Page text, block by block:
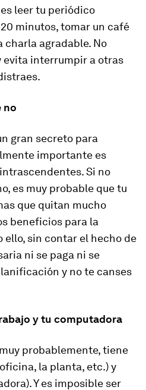
leer tu periódico
minutos, tomar un café
charla agradable. No
evita interrumpir a otras
no
gran secreto para
importante es
Si no
es muy probable que tu
que quitan mucho
beneficios para la
ello, sin contar el hecho de
ni se paga ni se
y no te canses
y tu computadora
probablemente, tiene
la planta, etc.) y
Y es imposible ser